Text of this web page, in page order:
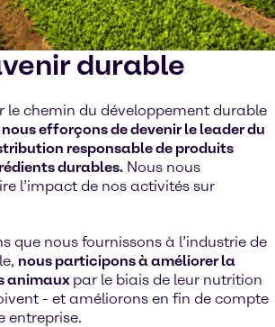
durable
le chemin du développement durable
efforçons de devenir le leader du
responsable de produits
durables. Nous nous
l’impact de nos activités sur
que nous fournissons à l’industrie de
nous participons à améliorer la
animaux par le biais de leur nutrition
- et améliorons en fin de compte
entreprise.